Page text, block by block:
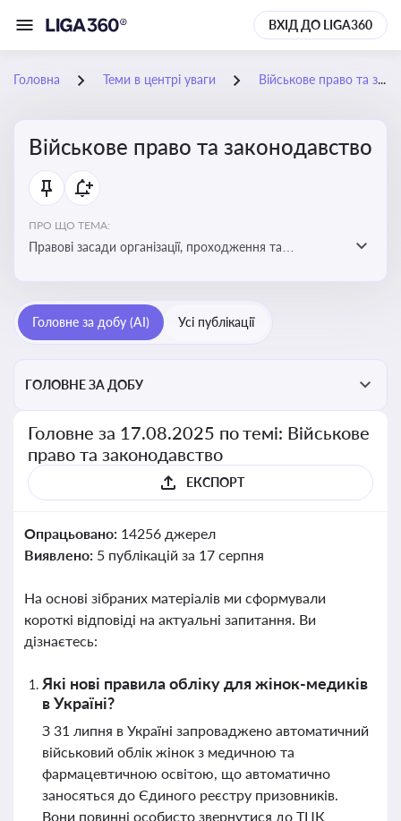
ВХІД ДО LIGA360
Головна Теми в центрі уваги Військове право та законодавство
Військове право та законодавство
ПРО ЩО ТЕМА:
Правові засади організації, проходження та
військовослужбовців у воєнний час
Головне за добу (AI) Усі публікації
ГОЛОВНЕ ЗА ДОБУ
Головне за 17.08.2025 по темі: Військове
право та законодавство
ЕКСПОРТ
Опрацьовано: 14256 джерел
Виявлено: 5 публікацій за 17 серпня
На основі зібраних матеріалів ми сформували
короткі відповіді на актуальні запитання. Ви
дізнаєтесь:
Які нові правила обліку для жінок-медиків
в Україні?
З 31 липня в Україні запроваджено автоматичний
військовий облік жінок з медичною та
фармацевтичною освітою, що автоматично
заносяться до Єдиного реєстру призовників.
Вони повинні особисто звернутися до ТЦК